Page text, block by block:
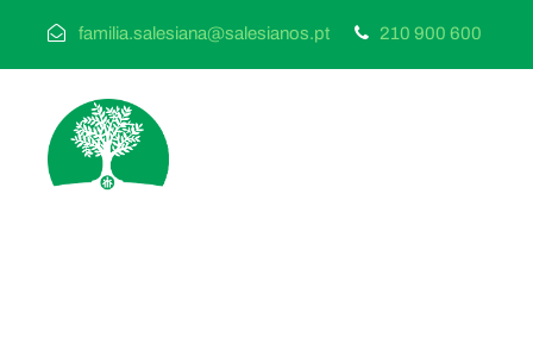
familia.salesiana@salesianos.pt 210 900 600